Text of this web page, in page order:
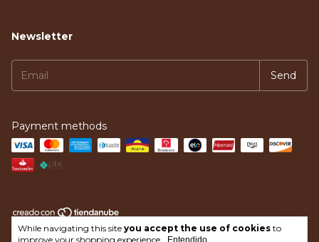
While navigating this site you accept the use of cookies to
improve your shopping experience.
Entendido
Newsletter
Payment methods
Copyright Loja do Constelador - 2026. All rights reserved.